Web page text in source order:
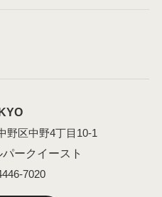
野区中野4丁目10-1
ークイースト
7020